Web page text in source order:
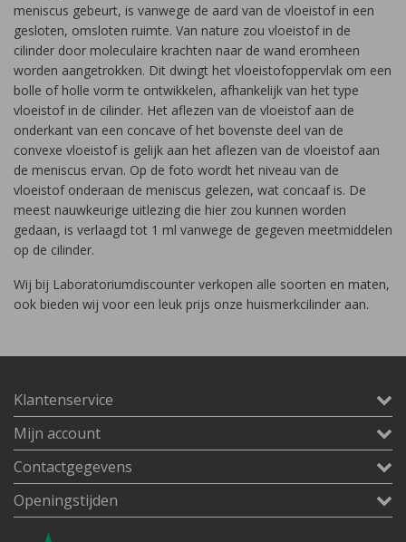
meniscus gebeurt, is vanwege de aard van de vloeistof in een
gesloten, omsloten ruimte. Van nature zou vloeistof in de
cilinder door moleculaire krachten naar de wand eromheen
worden aangetrokken. Dit dwingt het vloeistofoppervlak om een
​​bolle of holle vorm te ontwikkelen, afhankelijk van het type
vloeistof in de cilinder. Het aflezen van de vloeistof aan de
onderkant van een concave of het bovenste deel van de
convexe vloeistof is gelijk aan het aflezen van de vloeistof aan
de meniscus ervan. Op de foto wordt het niveau van de
vloeistof onderaan de meniscus gelezen, wat concaaf is. De
meest nauwkeurige uitlezing die hier zou kunnen worden
gedaan, is verlaagd tot 1 ml vanwege de gegeven meetmiddelen
op de cilinder.
Wij bij Laboratoriumdiscounter verkopen alle soorten en maten,
ook bieden wij voor een leuk prijs onze huismerkcilinder aan.
Klantenservice
Mijn account
Contactgegevens
Openingstijden